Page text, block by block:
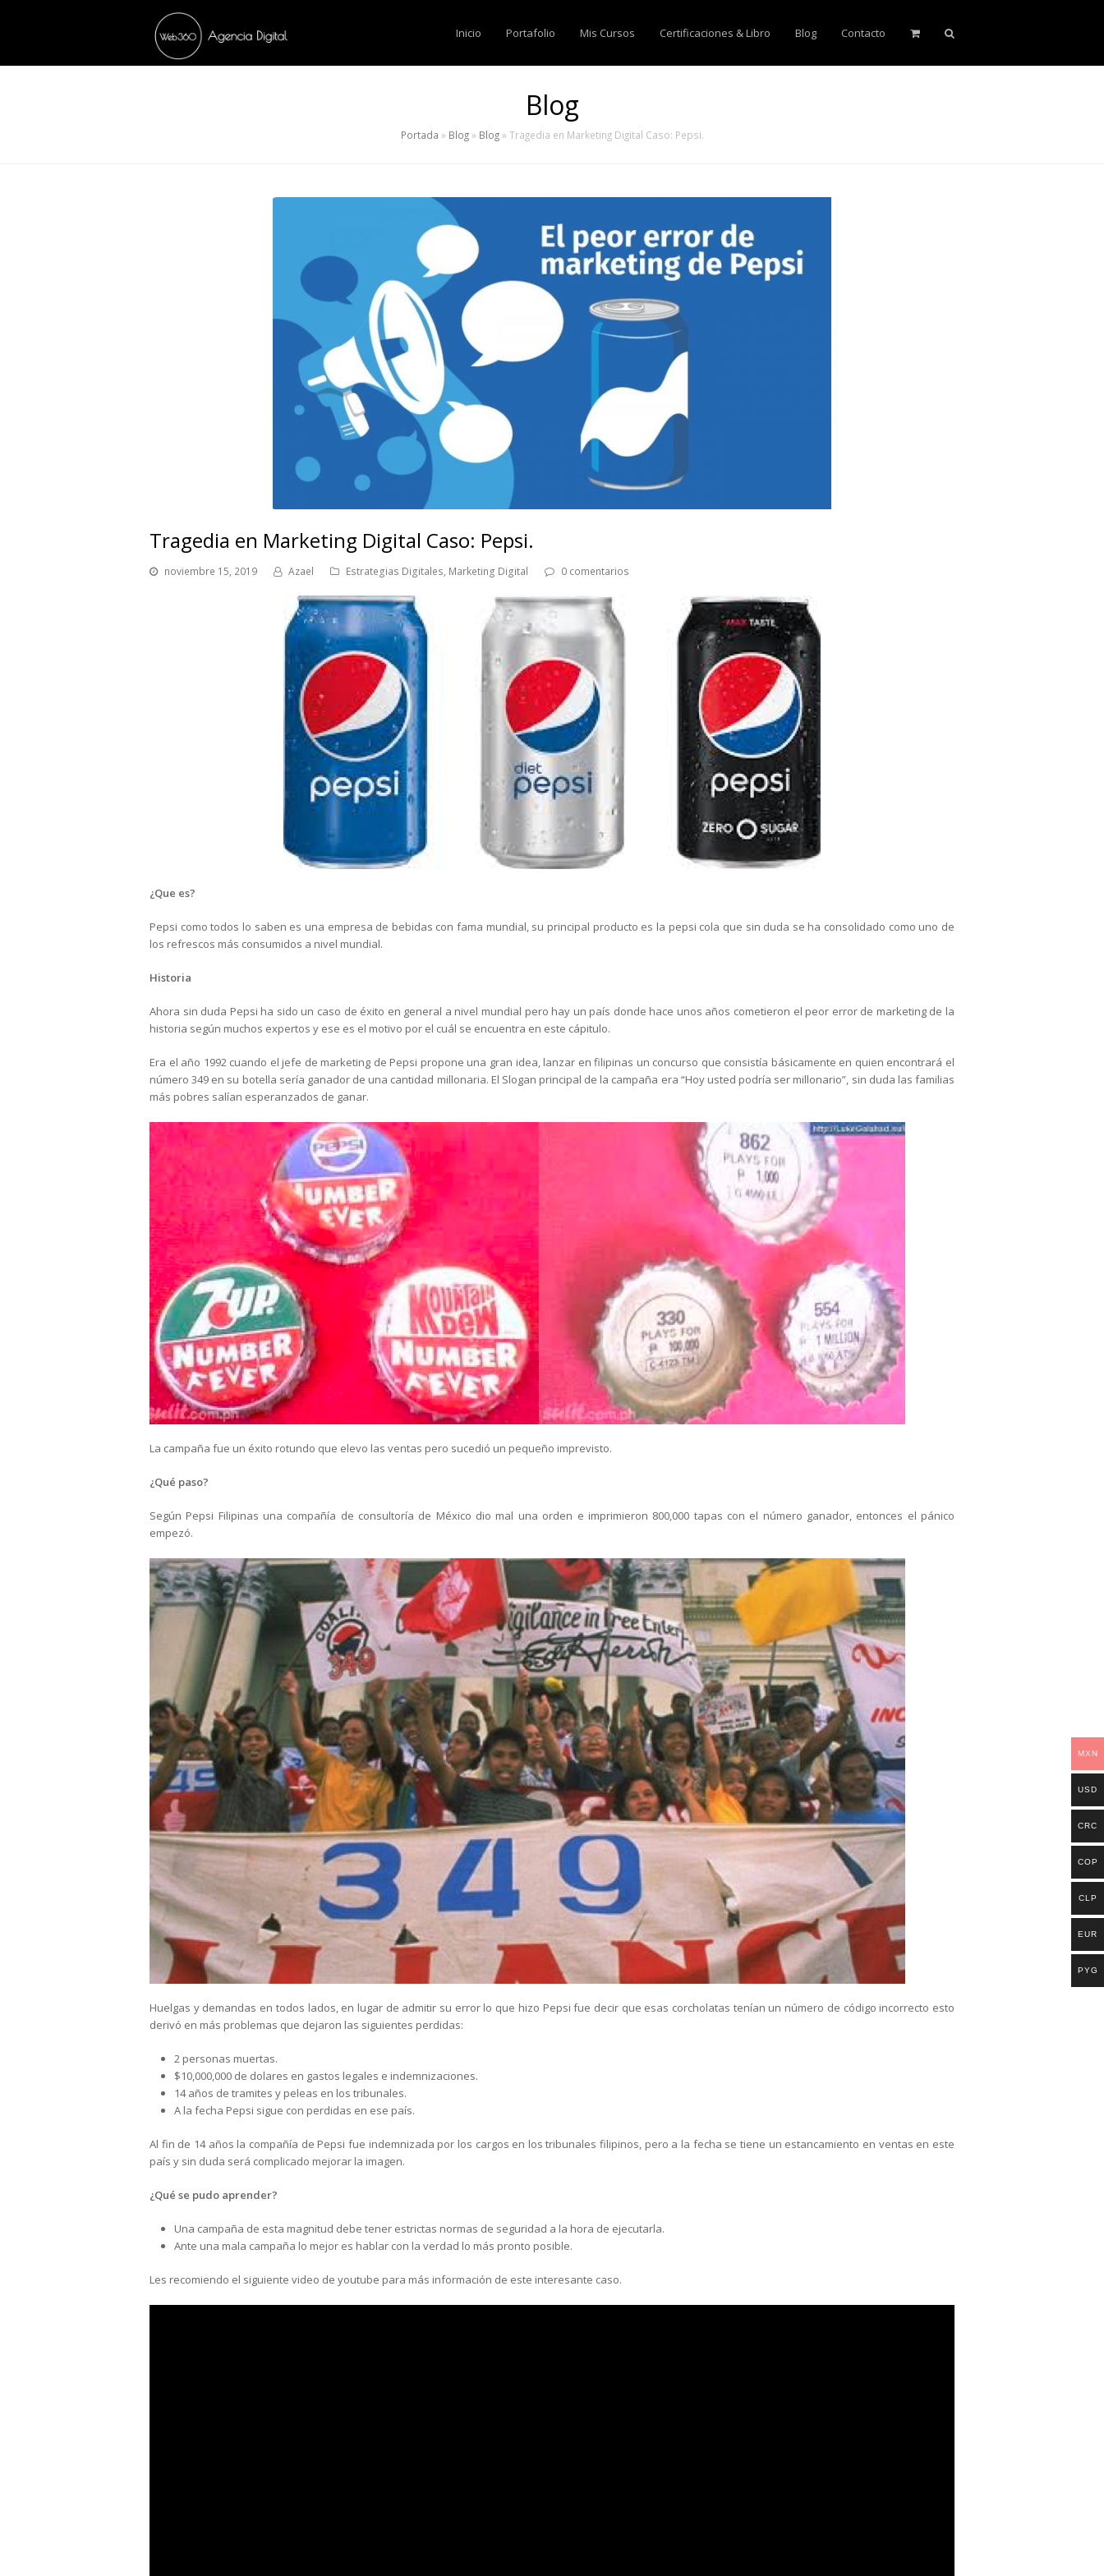
Inicio Portafolio Mis Cursos Certificaciones & Libro Blog Contacto
Blog
Portada » Blog» Blog» Tragedia en Marketing Digital Caso: Pepsi.
Tragedia en Marketing Digital Caso: Pepsi.
noviembre 15, 2019 Azael Estrategias Digitales, Marketing Digital 0 comentarios
¿Que es?
Pepsi como todos lo saben es una empresa de bebidas con fama mundial, su principal producto es la pepsi cola que sin duda se ha consolidado como uno de
los refrescos más consumidos a nivel mundial.
Historia
Ahora sin duda Pepsi ha sido un caso de éxito en general a nivel mundial pero hay un país donde hace unos años cometieron el peor error de marketing de la
historia según muchos expertos y ese es el motivo por el cuál se encuentra en este cápitulo.
Era el año 1992 cuando el jefe de marketing de Pepsi propone una gran idea, lanzar en filipinas un concurso que consistía básicamente en quien encontrará el
número 349 en su botella sería ganador de una cantidad millonaria. El Slogan principal de la campaña era “Hoy usted podría ser millonario”, sin duda las familias
más pobres salían esperanzados de ganar.
La campaña fue un éxito rotundo que elevo las ventas pero sucedió un pequeño imprevisto.
¿Qué paso?
Según Pepsi Filipinas una compañía de consultoría de México dio mal una orden e imprimieron 800,000 tapas con el número ganador, entonces el pánico
empezó.
Huelgas y demandas en todos lados, en lugar de admitir su error lo que hizo Pepsi fue decir que esas corcholatas tenían un número de código incorrecto esto
derivó en más problemas que dejaron las siguientes perdidas:
2 personas muertas.
$10,000,000 de dolares en gastos legales e indemnizaciones.
14 años de tramites y peleas en los tribunales.
A la fecha Pepsi sigue con perdidas en ese país.
Al fin de 14 años la compañía de Pepsi fue indemnizada por los cargos en los tribunales filipinos, pero a la fecha se tiene un estancamiento en ventas en este
país y sin duda será complicado mejorar la imagen.
¿Qué se pudo aprender?
Una campaña de esta magnitud debe tener estrictas normas de seguridad a la hora de ejecutarla.
Ante una mala campaña lo mejor es hablar con la verdad lo más pronto posible.
Les recomiendo el siguiente video de youtube para más información de este interesante caso.
MXN
USD
CRC
COP
CLP
EUR
PYG